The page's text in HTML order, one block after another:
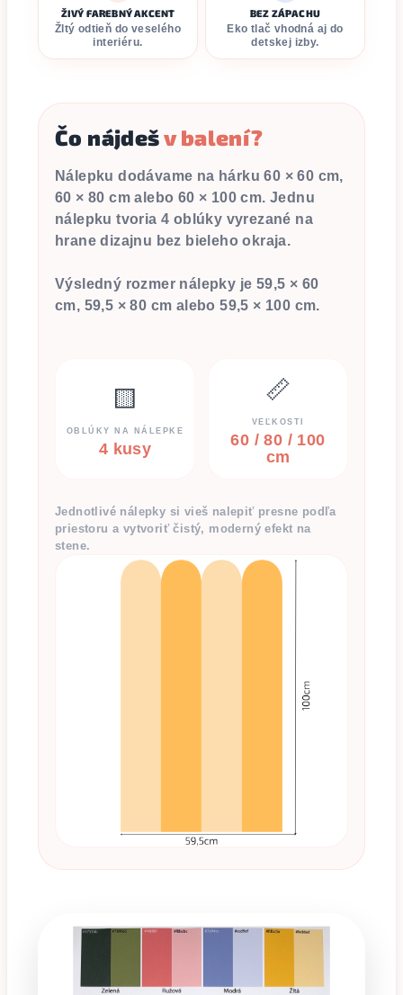
ŽIVÝ FAREBNÝ AKCENT
Žltý odtieň do veselého
interiéru.
BEZ ZÁPACHU
Eko tlač vhodná aj do
detskej izby.
Čo nájdešv balení?
Nálepku dodávame na hárku60 × 60 cm,
60 × 80 cm alebo 60 × 100 cm. Jednu
nálepku tvoria4 oblúky vyrezané na
hrane dizajnu bez bieleho okraja.
Výsledný rozmer nálepky je 59,5 × 60
cm, 59,5 × 80 cm alebo59,5 × 100 cm.
🟨
OBLÚKY NA NÁLEPKE
4 kusy
📏
VEĽKOSTI
60 / 80 / 100
cm
Jednotlivé nálepky si vieš nalepiť presne podľa
priestoru a vytvoriť čistý, moderný efekt na
stene.